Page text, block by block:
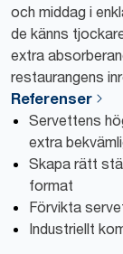
och middag i
de känns
extra
restaurangens
Referenser
Servettens
extra
Skapa rätt
format
Förvikta
Industriellt